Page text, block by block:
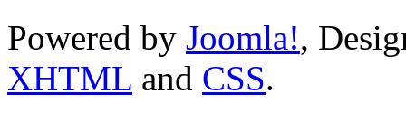
Powered by Joomla!,
XHTML and CSS.